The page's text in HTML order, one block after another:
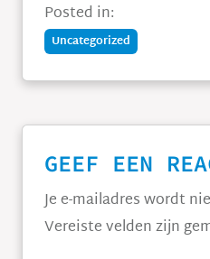
Posted in:
Uncategorized
GEEF EEN
Je e-mailadres wordt
Vereiste velden zijn